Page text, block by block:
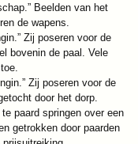
Beelden van het
de wapens.
Zij poseren voor de
bovenin de paal. Vele
Zij poseren voor de
door het dorp.
paard springen over een
getrokken door paarden